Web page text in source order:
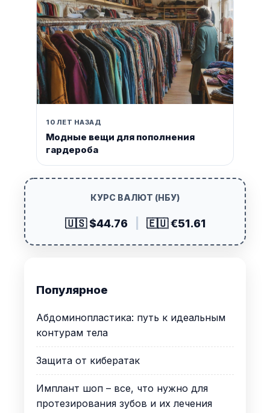
10 ЛЕТ НАЗАД
Модные вещи для пополнения
гардероба
КУРС ВАЛЮТ (НБУ)
🇺🇸 $44.76 🇪🇺 €51.61
Популярное
Абдоминопластика: путь к идеальным
контурам тела
Защита от кибератак
Имплант шоп – все, что нужно для
протезирования зубов и их лечения